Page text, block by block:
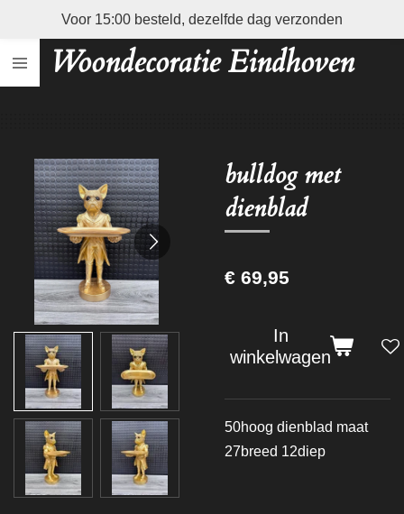
direct
naar
Woondecoratie Eindhoven
Voor 15:00 besteld, dezelfde dag verzonden
bulldog met
dienblad
€ 69,95
In
winkelwagen
50hoog dienblad maat
27breed 12diep